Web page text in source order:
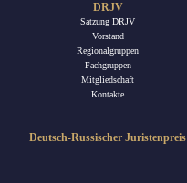
DRJV
Satzung DRJV
Vorstand
Regionalgruppen
Fachgruppen
Mitgliedschaft
Kontakte
Deutsch-Russischer Juristenpreis